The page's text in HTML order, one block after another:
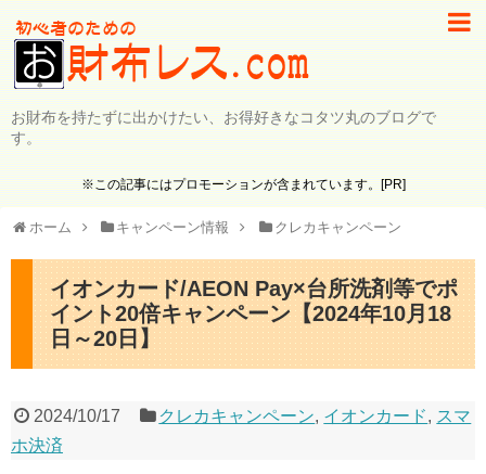
お財布を持たずに出かけたい、お得好きなコタツ丸のブログで
す。
※この記事にはプロモーションが含まれています。[PR]
ホーム キャンペーン情報 クレカキャンペーン
イオンカード/AEON Pay×台所洗剤等でポ
イント20倍キャンペーン【2024年10月18
日～20日】
2024/10/17 クレカキャンペーン, イオンカード, スマ
ホ決済